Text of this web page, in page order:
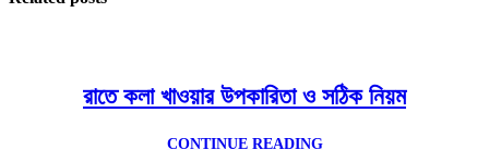
রাতে কলা খাওয়ার উপকারিতা ও সঠিক নিয়ম
CONTINUE READING